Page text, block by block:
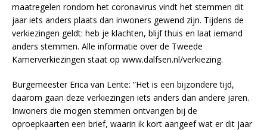
maatregelen rondom het coronavirus vindt het stemmen dit
jaar iets anders plaats dan inwoners gewend zijn. Tijdens de
verkiezingen geldt: heb je klachten, blijf thuis en laat iemand
anders stemmen. Alle informatie over de Tweede
Kamerverkiezingen staat op www.dalfsen.nl/verkiezing.
Burgemeester Erica van Lente: “Het is een bijzondere tijd,
daarom gaan deze verkiezingen iets anders dan andere jaren.
Inwoners die mogen stemmen ontvangen bij de
oproepkaarten een brief, waarin ik kort aangeef wat er dit jaar